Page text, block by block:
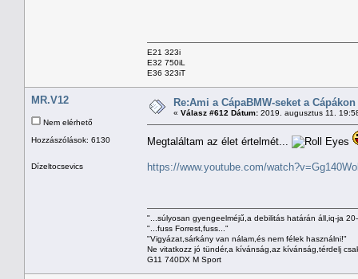
E21 323i
E32 750iL
E36 323iT
MR.V12
Nem elérhető
Hozzászólások: 6130
Dízeltocsevics
Re:Ami a CápaBMW-seket a
« Válasz #612 Dátum: 2019. augusztus 11.
Megtaláltam az élet értelmét...
https://www.youtube.com/
"...súlyosan gyengeelméjű,a debilitás határán áll,iq-ja
"...fuss Forrest,fuss..."
"Vigyázat,sárkány van nálam,és nem félek használni!"
Ne vitatkozz jó tündér,a kívánság,az kívánság,térdelj
G11 740DX M Sport